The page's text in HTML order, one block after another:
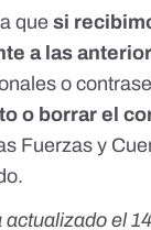
que si
a las
o
o borrar el
Fuerzas y
actualizado el